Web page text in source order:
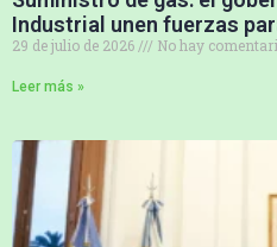
Industrial unen fuerzas
29 de julio de 2026 No hay
Leer más »